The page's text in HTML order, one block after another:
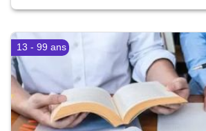
13 - 99 ans